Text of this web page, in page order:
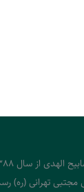
تهرانی (ره)